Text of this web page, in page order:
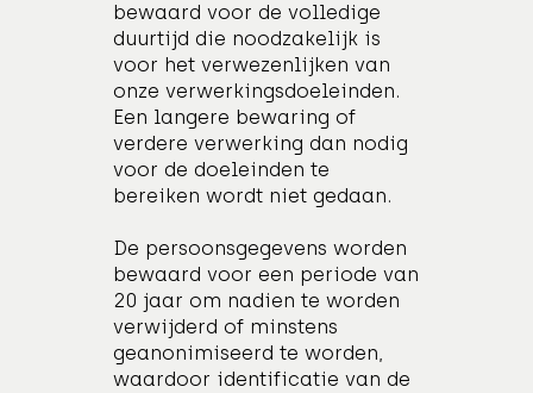
bewaard voor de volledige
duurtijd die noodzakelijk is
voor het verwezenlijken van
onze verwerkingsdoeleinden.
Een langere bewaring of
verdere verwerking dan nodig
voor de doeleinden te
bereiken wordt niet gedaan.
De persoonsgegevens worden
bewaard voor een periode van
20 jaar om nadien te worden
verwijderd of minstens
geanonimiseerd te worden,
waardoor identificatie van de